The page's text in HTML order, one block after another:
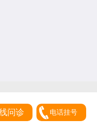
问诊 电话挂号